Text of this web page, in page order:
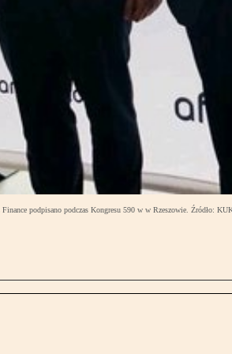
podpisano podczas Kongresu 590 w w Rzeszowie. Źródło: